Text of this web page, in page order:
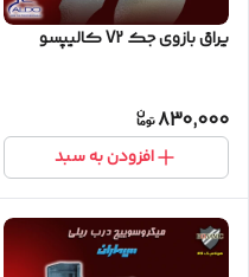
یراق بازوی جک V2 کالیپسو
830,000
افزودن به سبد